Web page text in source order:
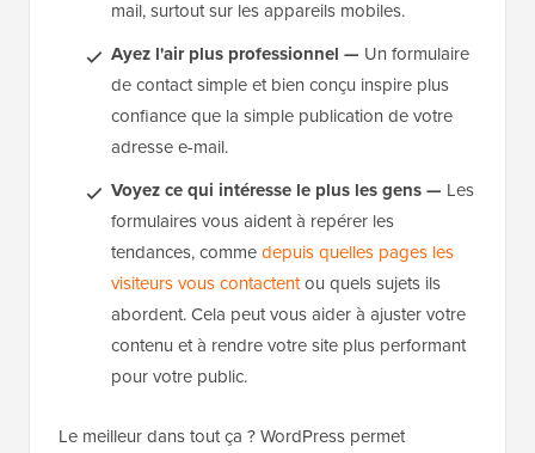
mail, surtout sur les appareils mobiles.
Ayez l'air plus professionnel — Un formulaire
de contact simple et bien conçu inspire plus
confiance que la simple publication de votre
adresse e-mail.
Voyez ce qui intéresse le plus les gens — Les
formulaires vous aident à repérer les
tendances, commedepuis quelles pages les
visiteurs vous contactentou quels sujets ils
abordent. Cela peut vous aider à ajuster votre
contenu et à rendre votre site plus performant
pour votre public.
Le meilleur dans tout ça ? WordPress permet